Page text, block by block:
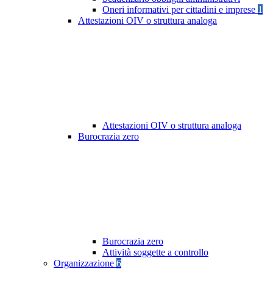
Oneri informativi per cittadini e imprese 1
Attestazioni OIV o struttura analoga
Attestazioni OIV o struttura analoga
Burocrazia zero
Burocrazia zero
Attività soggette a controllo
Organizzazione 6